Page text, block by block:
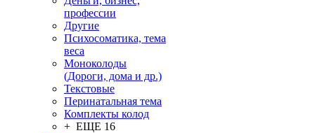
профессии
Другие
Психосоматика, тема
веса
Моноколоды
(Дороги, дома и др.)
Текстовые
Перинатальная тема
Комплекты колод
+ ЕЩЕ 16